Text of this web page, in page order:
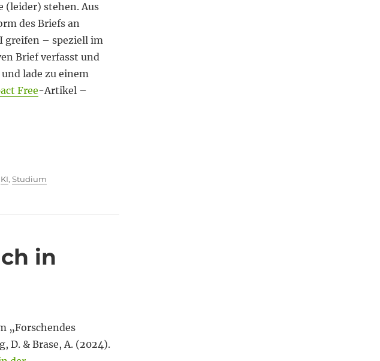
(leider) stehen. Aus
des Briefs an
greifen – speziell im
Brief verfasst und
lade zu einem
Free-Artikel –
KI, Studium
in
„Forschendes
D. & Brase, A. (2024).